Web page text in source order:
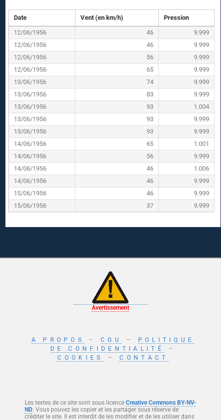
Date Vent (en km/h)
Pression
12/06/1956
46
9.999
12/06/1956
46
9.999
12/06/1956
56
9.999
12/06/1956
65
9.999
13/06/1956
74
9.999
13/06/1956
83
9.999
13/06/1956
93
1.004
13/06/1956
93
9.999
13/06/1956
93
9.999
14/06/1956
65
1.001
14/06/1956
56
9.999
14/06/1956
46
1.006
14/06/1956
46
9.999
15/06/1956
46
9.999
15/06/1956
37 9.999
Avertissement
A PROPOS – CGU –
POLITIQUE
DE CONFIDENTIALITÉ
–
COOKIES
–CONTACT
Les textes de ce site sont sous licence Creative Commons BY-NV-
ND. Vous pouvez les copier et les partager sous réserve de
créditer le site. Il est interdit de les modifier et de les utiliser dans